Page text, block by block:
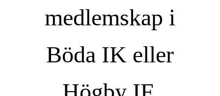
medlemskap i
Böda IK eller